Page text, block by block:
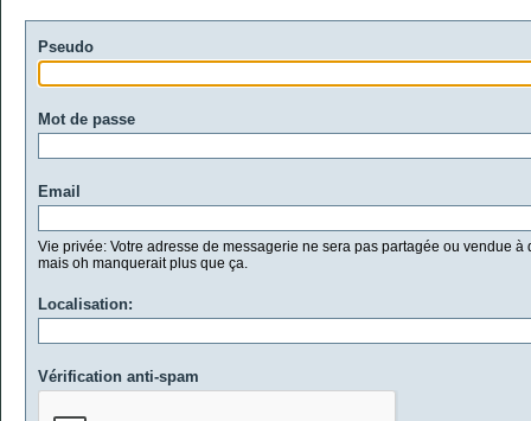
Pseudo
Mot de passe
Email
Vie privée: Votre adresse de messagerie ne sera pas partagée ou vendue à
mais oh manquerait plus que ça.
Localisation:
Vérification anti-spam